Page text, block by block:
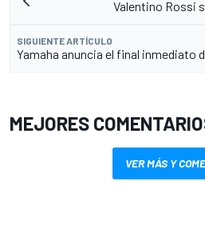
Valentino Rossi
SIGUIENTE ARTÍCULO
Yamaha anuncia el final inmediato
MEJORES
VER MÁS Y